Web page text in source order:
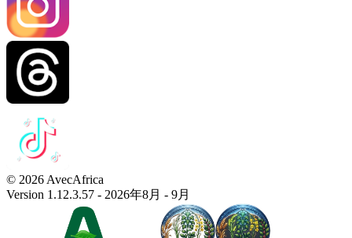
© 2026 AvecAfrica
Version 1.12.3.57 - 2026年8月 - 9月